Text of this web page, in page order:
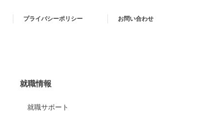
プライバシーポリシー お問い合わせ
就職情報
就職サポート